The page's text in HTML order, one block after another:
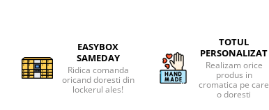
EASYBOX
SAMEDAY
Ridica comanda
oricand doresti din
lockerul ales!
TOTUL
PERSONALIZAT
Realizam orice
produs in
cromatica pe care
o doresti